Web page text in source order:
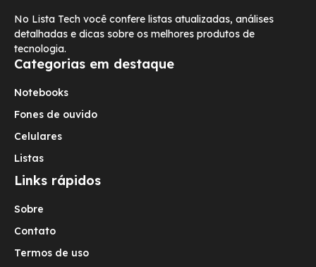
No Lista Tech você confere listas atualizadas, análises
detalhadas e dicas sobre os melhores produtos de
tecnologia.
Categorias em destaque
Notebooks
Fones de ouvido
Celulares
Listas
Links rápidos
Sobre
Contato
Termos de uso